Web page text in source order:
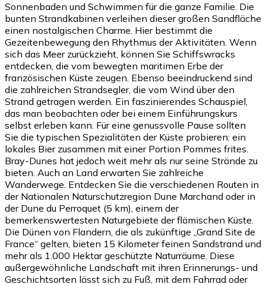
Sonnenbaden und Schwimmen für die ganze Familie. Die
bunten Strandkabinen verleihen dieser großen Sandfläche
einen nostalgischen Charme. Hier bestimmt die
Gezeitenbewegung den Rhythmus der Aktivitäten. Wenn
sich das Meer zurückzieht, können Sie Schiffswracks
entdecken, die vom bewegten maritimen Erbe der
französischen Küste zeugen. Ebenso beeindruckend sind
die zahlreichen Strandsegler, die vom Wind über den
Strand getragen werden. Ein faszinierendes Schauspiel,
das man beobachten oder bei einem Einführungskurs
selbst erleben kann. Für eine genussvolle Pause sollten
Sie die typischen Spezialitäten der Küste probieren: ein
lokales Bier zusammen mit einer Portion Pommes frites.
Bray-Dunes hat jedoch weit mehr als nur seine Strände zu
bieten. Auch an Land erwarten Sie zahlreiche
Wanderwege. Entdecken Sie die verschiedenen Routen in
der Nationalen Naturschutzregion Dune Marchand oder in
der Dune du Perroquet (5 km), einem der
bemerkenswertesten Naturgebiete der flämischen Küste.
Die Dünen von Flandern, die als zukünftige „Grand Site de
France“ gelten, bieten 15 Kilometer feinen Sandstrand und
mehr als 1.000 Hektar geschützte Naturräume. Diese
außergewöhnliche Landschaft mit ihren Erinnerungs- und
Geschichtsorten lässt sich zu Fuß, mit dem Fahrrad oder